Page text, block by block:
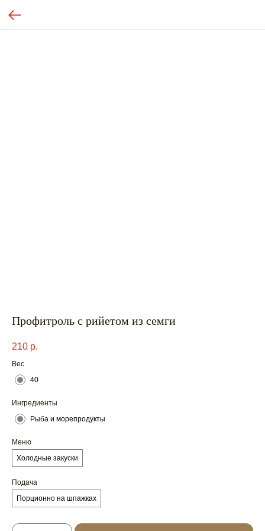
Профитроль с рийетом из семги
210 р.
Вес
40
Ингредиенты
Рыба и морепродукты
Меню
Холодные закуски
Подача
Порционно на шпажках